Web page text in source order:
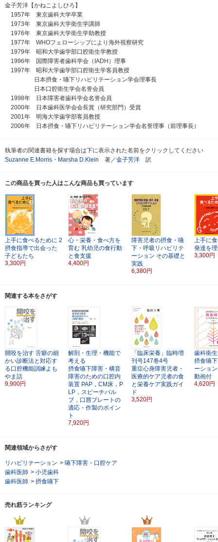
金子芳洋【かねこよしひろ】
1957年 東京歯科大学卒業
1973年 東京歯科大学衛生学講師
1976年 東京歯科大学衛生学助教授
1977年 WHOフェローシップにより海外視察研究
1979年 昭和大学歯学部口腔衛生学教授
1996年 国際障害者歯科学会（IADH）理事
1997年 昭和大学歯学部口腔衛生学客員教授
日本摂食・嚥下リハビリテーション学会理事長
日本口腔衛生学会名誉会員
1998年 日本障害者歯科学会名誉会員
2000年 日本歯科医学会会長賞（研究部門）受賞
2001年 明海大学歯学部客員教授
2006年 日本摂食・嚥下リハビリテーション学会名誉理事（前理事長）
執筆者の関連書籍を探す場合は下に表示された名前をクリックしてください
Suzanne E.Morris ・ Marsha D.Klein 著／金子芳洋 訳
この商品を買った人はこんな商品も買っています
上手に食べるために 2
摂食指導で出会った
子どもたち
3,300円
心・栄養・食べ方を
育む 乳幼児の食行動
と食支援
4,400円
障害児者の摂食・嚥
下・呼吸リハビリテ
ーション その基礎と
実践
6,380円
上手に
発達を
3,300円
関連する本をさがす
開咬を治す 舌癖の細
かい診断法と対応す
る口腔機能訓練よも
やま話
9,900円
解剖・生理・機能で
考える
摂食嚥下障害・構音
障害のための口腔内
装置 PAP，CM床，P
LP，スピーチバル
ブ，口唇プレートの
適応・作製のポイン
ト
7,920円
「臨床栄養」臨時増
刊号147巻4号
重症心身障害児者・
医療的ケア児者の食
と栄養ケア実践ガイ
ド
3,520円
歯科衛
摂食嚥
ーション
動画付
4,620円
関連領域からさがす
リハビリテーション > 嚥下障害・口腔ケア
歯科医師 > 小児歯科
歯科医師 > 摂食嚥下
売れ筋ランキング